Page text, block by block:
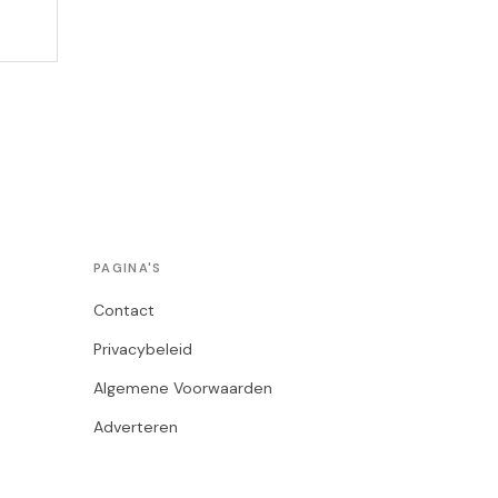
PAGINA'S
Contact
Privacybeleid
Algemene Voorwaarden
Adverteren